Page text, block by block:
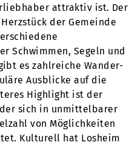
attraktiv ist. Der
der Gemeinde
Schwimmen, Segeln und
es zahlreiche Wander-
Ausblicke auf die
Highlight ist der
sich in unmittelbarer
von Möglichkeiten
Kulturell hat Losheim